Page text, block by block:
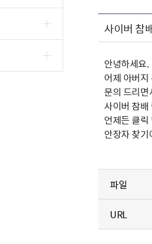
사이버 참
안녕하세요.
어제 아버
문의 드리
사이버 참배
언제든 클
안장자 찾
파일
URL